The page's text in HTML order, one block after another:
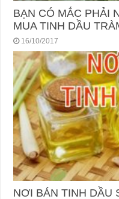
BẠN CÓ MẮC PHẢI
MUA TINH DẦU
16/10/2017
NƠI BÁN TINH DẦU